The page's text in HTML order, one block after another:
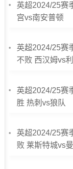
英超2024/25赛
宫vs南安普顿
英超2024/25赛
不败 西汉姆vs
英超2024/25赛
胜 热刺vs狼队
英超2024/25赛
败 莱斯特城vs